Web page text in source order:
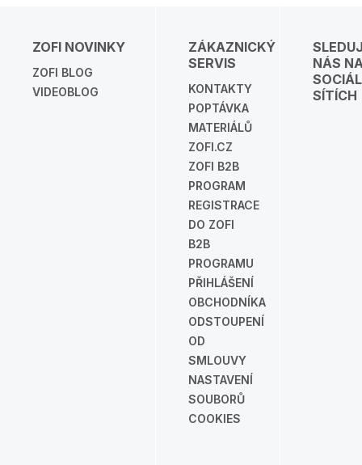
ZOFI NOVINKY
ZOFI BLOG
VIDEOBLOG
ZÁKAZNICKÝ
SERVIS
KONTAKTY
POPTÁVKA
MATERIÁLŮ
ZOFI.CZ
ZOFI B2B
PROGRAM
REGISTRACE
DO ZOFI
B2B
PROGRAMU
PŘIHLÁŠENÍ
OBCHODNÍKA
ODSTOUPENÍ
OD
SMLOUVY
NASTAVENÍ
SOUBORŮ
COOKIES
NÁS
SÍTÍCH